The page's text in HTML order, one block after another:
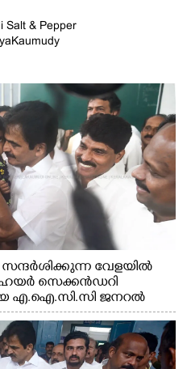
വേളയിൽ
ഹയർ സെക്കൻഡറി
എ.ഐ.സി.സി ജനറൽ
എം.പി കുരുന്നിനെ
സഹകരണ-എക്സൈസ്
മന്ത്രി ടി. സിദ്ദിഖ്,
എ എന്നിവർ സമീപം